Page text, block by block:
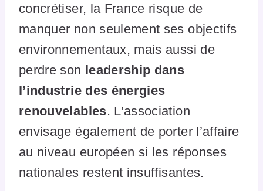
concrétiser, la France risque de
manquer non seulement ses objectifs
environnementaux, mais aussi de
perdre son leadership dans
l’industrie des énergies
renouvelables. L’association
envisage également de porter l’affaire
au niveau européen si les réponses
nationales restent insuffisantes.